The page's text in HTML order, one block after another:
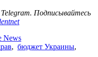
Telegram. Подписывайтесь
News
, бюджет Украины,